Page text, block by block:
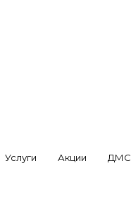
Услуги Акции ДМС